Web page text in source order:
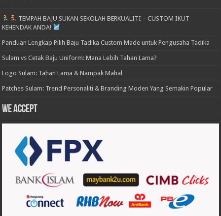
TEMPAH BAJU SUKAN SEKOLAH BERKUALITI – CUSTOM IKUT
KEHENDAK ANDA!
Panduan Lengkap Pilih Baju Tadika Custom Made untuk Pengusaha Tadika
Sulam vs Cetak Baju Uniform: Mana Lebih Tahan Lama?
Logo Sulam: Tahan Lama & Nampak Mahal
Patches Sulam: Trend Personaliti & Branding Moden Yang Semakin Popular
We accept